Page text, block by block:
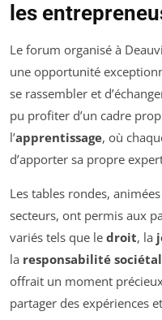
les
Le forum organisé à
une opportunité
se rassembler et
pu profiter d’un cadre
l’apprentissage, où
d’apporter sa propre
Les tables rondes,
secteurs, ont permis aux
variés tels que le droit, la
la responsabilité
offrait un moment
partager des expériences